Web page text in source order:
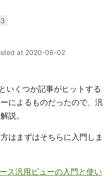
at 2020-06-02
いくつか記事がヒットする
によるものだったので、汎
説。
はまずはそちらに入門しま
ス汎用ビューの入門と使い